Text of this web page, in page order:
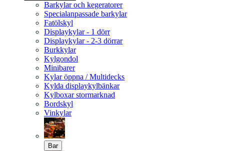
Barkylar och kegeratorer
Specialanpassade barkylar
Fatölskyl
Displaykylar - 1 dörr
Displaykylar - 2-3 dörrar
Burkkylar
Kylgondol
Minibarer
Kylar öppna / Multidecks
Kylda displaykylbänkar
Kylboxar stormarknad
Bordskyl
Vinkylar
Bar